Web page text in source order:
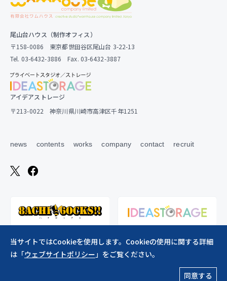
尾山台ハウス（制作オフィス）
〒158-0086 東京都世田谷区尾山台 3-22-13
Tel. 03-6432-3886 Fax. 03-6432-3887
アイデアストレージ
〒213-0022 神奈川県川崎市高津区千年1251
news contents works company contact recruit
同意する
当サイトではCookieを使用します。Cookieの使用に関する詳細
は「ウェブサイトポリシー」をご覧ください。